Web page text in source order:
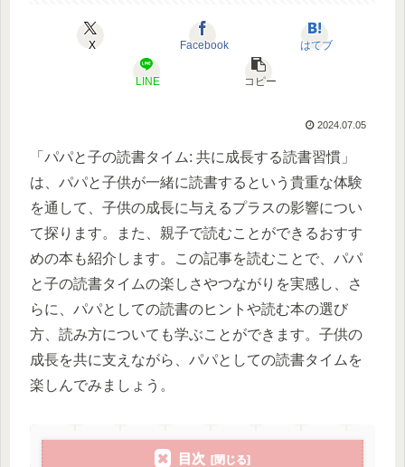
X Facebook はてブ
LINE コピー
2024.07.05
「パパと子の読書タイム: 共に成長する読書習慣」
は、パパと子供が一緒に読書するという貴重な体験
を通して、子供の成長に与えるプラスの影響につい
て探ります。また、親子で読むことができるおすす
めの本も紹介します。この記事を読むことで、パパ
と子の読書タイムの楽しさやつながりを実感し、さ
らに、パパとしての読書のヒントや読む本の選び
方、読み方についても学ぶことができます。子供の
成長を共に支えながら、パパとしての読書タイムを
楽しんでみましょう。
目次